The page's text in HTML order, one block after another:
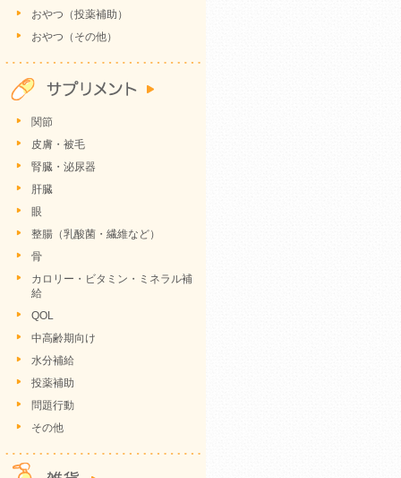
おやつ（投薬補助）
おやつ（その他）
関節
皮膚・被毛
腎臓・泌尿器
肝臓
眼
整腸（乳酸菌・繊維など）
骨
カロリー・ビタミン・ミネラル補
給
QOL
中高齢期向け
水分補給
投薬補助
問題行動
その他